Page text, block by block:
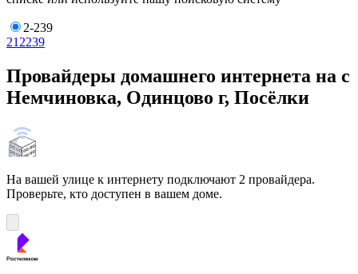
2-239
212239
Провайдеры домашнего интернета на с
Немчиновка, Одинцово г, Посёлки
На вашей улице к интернету подключают 2 провайдера.
Проверьте, кто доступен в вашем доме.